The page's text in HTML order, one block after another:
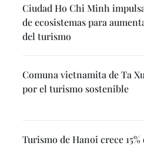
Ciudad Ho Chi Minh
de ecosistemas para
del turismo
Comuna vietnamita de Ta
por el turismo sostenible
Turismo de Hanoi crece 15%